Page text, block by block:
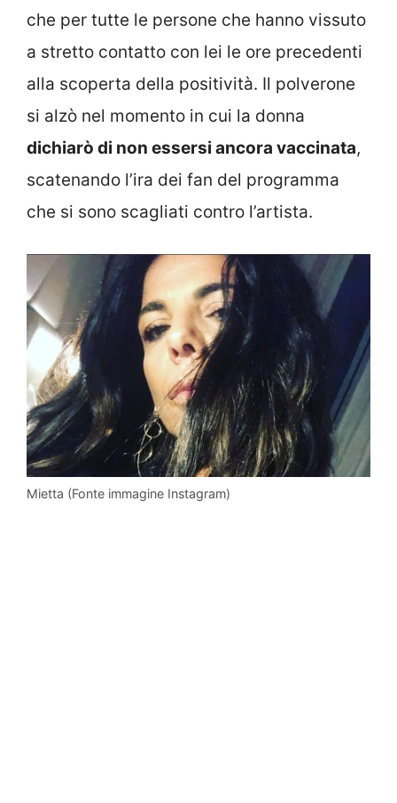
che per tutte le persone che hanno vissuto
a stretto contatto con lei le ore precedenti
alla scoperta della positività. Il polverone
si alzò nel momento in cui la donna
dichiarò di non essersi ancora vaccinata,
scatenando l’ira dei fan del programma
che si sono scagliati contro l’artista.
Mietta (Fonte immagine Instagram)